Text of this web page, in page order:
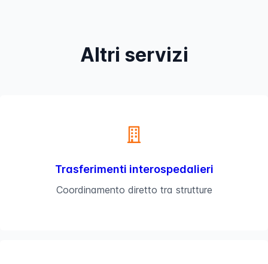
Altri servizi
Trasferimenti interospedalieri
Coordinamento diretto tra strutture